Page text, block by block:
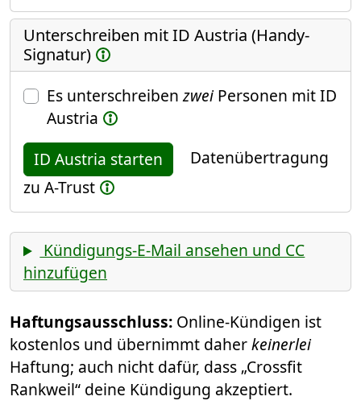
Unterschreiben mit ID Austria (Handy-
Signatur)
Es unterschreibenzweiPersonen mit ID
Austria
ID Austria starten
Datenübertragung
zu A-Trust
Kündigungs-E-Mail ansehen und CC
hinzufügen
Haftungsausschluss: Online-Kündigen ist
kostenlos und übernimmt daherkeinerlei
Haftung; auch nicht dafür, dass „Crossfit
Rankweil“ deine Kündigung akzeptiert.